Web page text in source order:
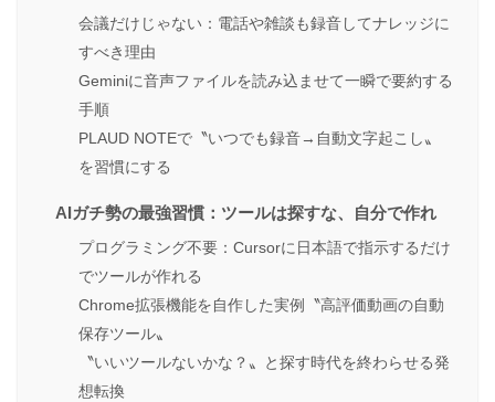
会議だけじゃない：電話や雑談も録音してナレッジに
すべき理由
Geminiに音声ファイルを読み込ませて一瞬で要約する
手順
PLAUD NOTEで〝いつでも録音→自動文字起こし〟
を習慣にする
AIガチ勢の最強習慣：ツールは探すな、自分で作れ
プログラミング不要：Cursorに日本語で指示するだけ
でツールが作れる
Chrome拡張機能を自作した実例〝高評価動画の自動
保存ツール〟
〝いいツールないかな？〟と探す時代を終わらせる発
想転換